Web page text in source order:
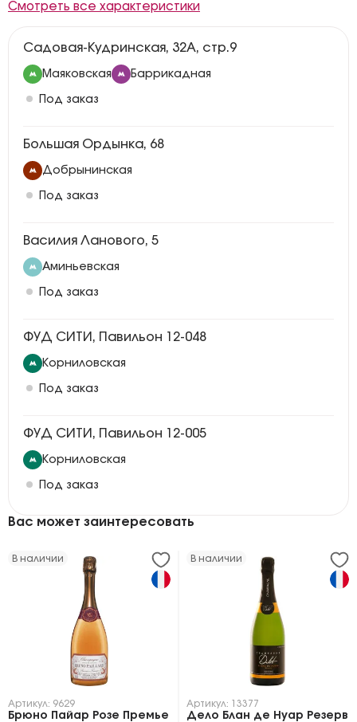
Смотреть все характеристики
Садовая-Кудринская, 32А, стр.9
Маяковская Баррикадная
Под заказ
Большая Ордынка, 68
Добрынинская
Под заказ
Василия Ланового, 5
Аминьевская
Под заказ
ФУД СИТИ, Павильон 12-048
Корниловская
Под заказ
ФУД СИТИ, Павильон 12-005
Корниловская
Под заказ
Вас может заинтересовать
В наличии
Артикул: 9629
Брюно Пайар Розе Премье
В наличии
Артикул: 13377
Дело Блан де Нуар Резерв